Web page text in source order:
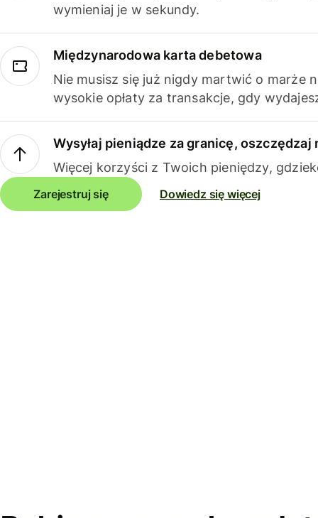
wymieniaj je w sekundy.
Międzynarodowa karta debetowa
Nie musisz się już nigdy martwić o marże
wysokie opłaty za transakcje, gdy
Wysyłaj pieniądze za granicę, oszczędzaj
Więcej korzyści z Twoich pieniędzy,
Zarejestruj się Dowiedz się więcej